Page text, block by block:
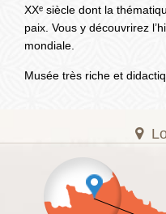
XXᵉ siècle dont la
paix. Vous y découvrirez
mondiale.
Musée très riche et